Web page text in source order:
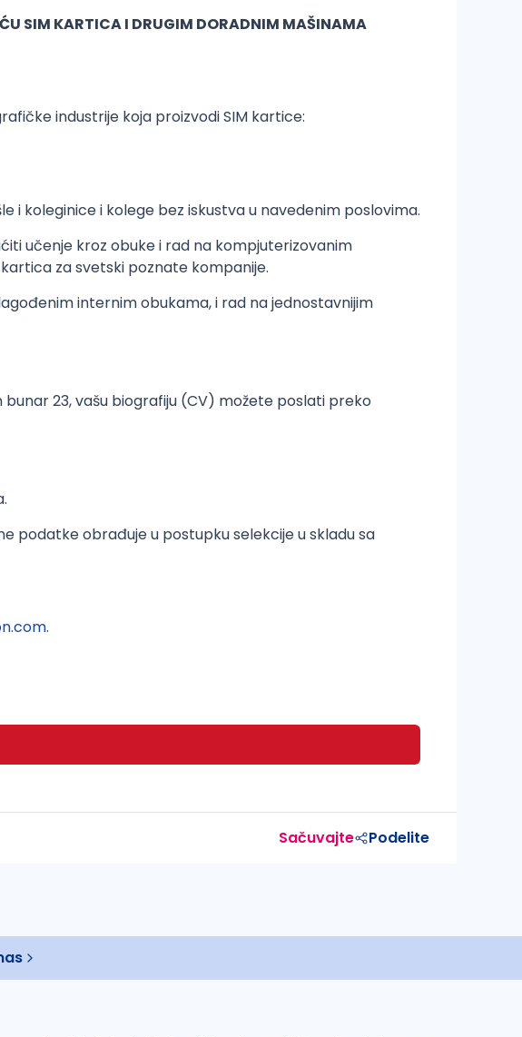
SIM KARTICA I DRUGIM DORADNIM MAŠINAMA
industrije koja proizvodi SIM kartice:
koleginice i kolege bez iskustva u navedenim poslovima.
učenje kroz obuke i rad na kompjuterizovanim
za svetski poznate kompanije.
internim obukama, i rad na jednostavnijim
23, vašu biografiju (CV) možete poslati preko
podatke obrađuje u postupku selekcije u skladu sa
.
Sačuvajte Podelite